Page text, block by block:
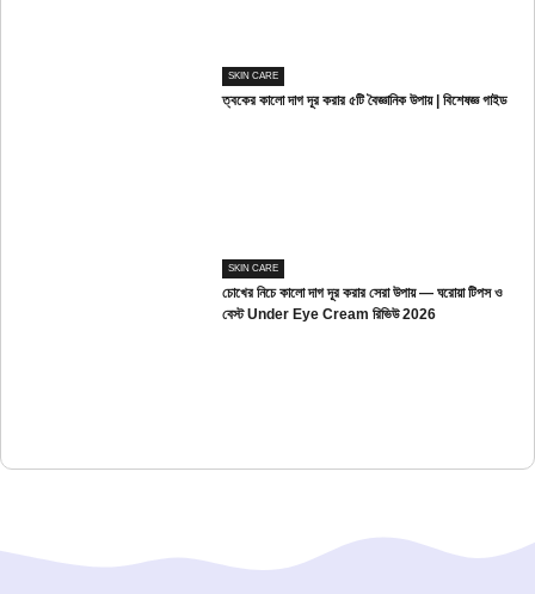
SKIN CARE
ত্বকের কালো দাগ দূর করার ৫টি বৈজ্ঞানিক উপায় | বিশেষজ্ঞ গাইড
SKIN CARE
চোখের নিচে কালো দাগ দূর করার সেরা উপায় — ঘরোয়া টিপস ও
বেস্ট Under Eye Cream রিভিউ 2026